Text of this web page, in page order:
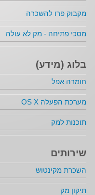
מקבוק פרו להשכרה
מסכי פתיחה - מק לא עולה
בלוג (מידע)
חומרה אפל
מערכת הפעלה OS X
תוכנות למק
שירותים
השכרת מקינטוש
תיקון מק